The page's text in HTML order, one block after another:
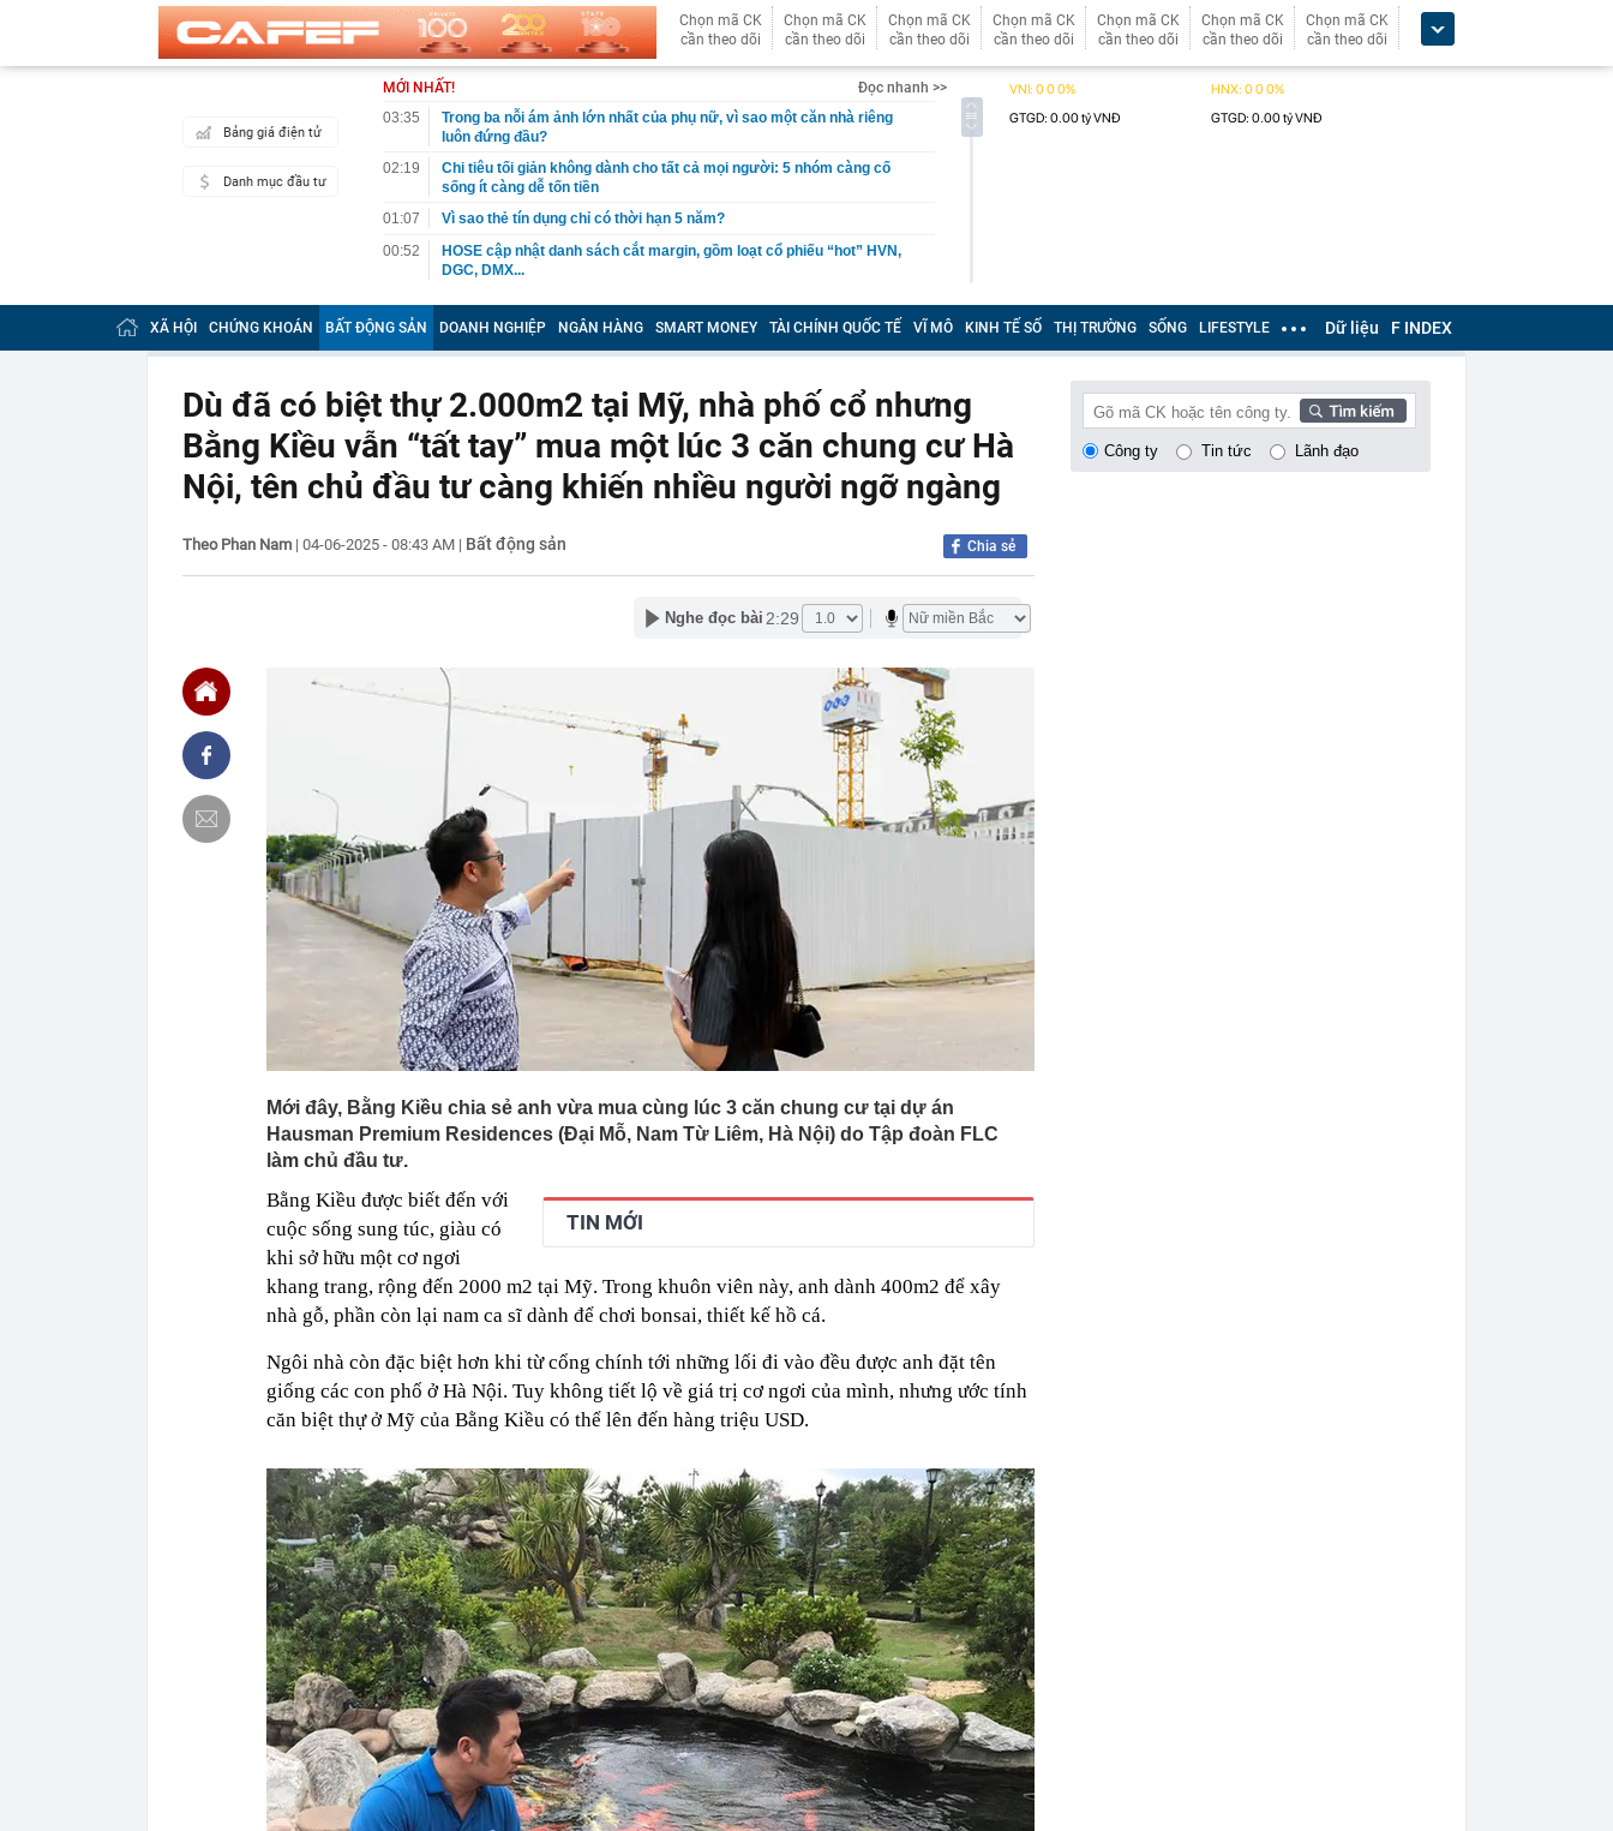
Chọn mã CK
cần theo dõi
Chọn mã CK
cần theo dõi
Chọn mã CK
cần theo dõi
Chọn mã CK
cần theo dõi
Chọn mã CK
cần theo dõi
Chọn mã CK
cần theo dõi
Chọn mã CK
cần theo dõi
Bảng giá điện tử
Danh mục đầu tư
MỚI NHẤT!
Đọc nhanh >>
03:35
Trong ba nỗi ám ảnh lớn nhất của phụ nữ, vì sao một căn nhà riêng
luôn đứng đầu?
02:19
Chi tiêu tối giản không dành cho tất cả mọi người: 5 nhóm càng cố
sống ít càng dễ tốn tiền
01:07
Vì sao thẻ tín dụng chỉ có thời hạn 5 năm?
00:52
HOSE cập nhật danh sách cắt margin, gồm loạt cổ phiếu “hot” HVN,
DGC, DMX...
00:12
Tiền lớn bất ngờ trở lại, khối ngoại tung 2.200 tỷ đồng mua ròng cổ
phiếu Việt Nam chỉ trong 5 phiên
00:05
Một doanh nghiệp thép với 2.700 lao động đang nợ Trung Quốc gần 1,3
00:04
Một yếu tố quan trọng đang trở lại trên thị trường chứng khoán
23:40
Người đàn ông 50 tuổi ăn cà tím mỗi ngày để chữa tiểu đường, 3 tháng
sau bác sĩ hỏi: "Ông ăn gì thế?"
23:34
Nam ca sĩ rao bán biệt thự 9 phòng ngủ ở TP.HCM giá gốc 600 tỷ, giảm
23:28
Trấn Thành công bố phim Tết 2027, nghe tên ai cũng quả quyết “chắc
chắn là siêu phẩm”
Vì sao ngày càng nhiều gia đình không còn phơi quần áo ở ban công?
Vài mét vuông ngoài trời đang được dùng theo 1 cách rất khác
5 LOẠI rau quen thuộc có khả năng tích tụ kim loại nặng, người Việt
nên cẩn thận nguồn gốc trước khi sử dụng
CHÍNH THỨC: Lịch đi học trở lại của học sinh 34 tỉnh, thành phố sau kỳ
nghỉ hè
Vì sao đồ ăn Việt hầu như món nào cũng có hành lá?
Không cần tặng quà, 5 câu nói này đủ sức khiến mối quan hệ phụ
huynh - giáo viên gắn bó khăng khít, con trẻ được hưởng lợi!
22:03
Ukraine tập kích Crimea, phá hủy hệ thống phòng không 15 triệu USD
của Nga
Nam NSND, Giám đốc Nhà hát Chèo Quân đội mua ô tô tặng sinh nhật
vợ thiếu tá kém 12 tuổi
21:51
Một ô tô biển 29A "dính" gần 100 lần phạt nguội do chạy quá tốc độ quy
định: Riêng tháng 7/2026 vi phạm 21 lần
21:37
Tổng thống Trump bực bội vì lộ tin về kho đạn dược Mỹ
XÃ HỘI CHỨNG KHOÁN BẤT ĐỘNG SẢN DOANH NGHIỆP NGÂN HÀNG SMART MONEY TÀI CHÍNH QUỐC TẾ VĨ MÔ KINH TẾ SỐ THỊ TRƯỜNG SỐNG LIFESTYLE Dữ liệu F INDEX
Dù đã có biệt thự 2.000m2 tại Mỹ, nhà phố cổ nhưng
Bằng Kiều vẫn “tất tay” mua một lúc 3 căn chung cư Hà
Nội, tên chủ đầu tư càng khiến nhiều người ngỡ ngàng
Theo Phan Nam | 04-06-2025 - 08:43 AM | Bất động sản Chia sẻ
Nghe đọc bài 2:29
Mới đây, Bằng Kiều chia sẻ anh vừa mua cùng lúc 3 căn chung cư tại dự án
Hausman Premium Residences (Đại Mỗ, Nam Từ Liêm, Hà Nội) do Tập đoàn FLC
làm chủ đầu tư.
TIN MỚI
Bằng Kiều được biết đến với
cuộc sống sung túc, giàu có
khi sở hữu một cơ ngơi
khang trang, rộng đến 2000 m2 tại Mỹ. Trong khuôn viên này, anh dành 400m2 để xây
nhà gỗ, phần còn lại nam ca sĩ dành để chơi bonsai, thiết kế hồ cá.
Ngôi nhà còn đặc biệt hơn khi từ cổng chính tới những lối đi vào đều được anh đặt tên
giống các con phố ở Hà Nội. Tuy không tiết lộ về giá trị cơ ngơi của mình, nhưng ước tính
căn biệt thự ở Mỹ của Bằng Kiều có thể lên đến hàng triệu USD.
Công ty Tin tức Lãnh đạo